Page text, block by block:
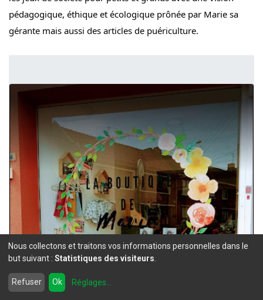
pédagogique, éthique et écologique prônée par Marie sa
gérante mais aussi des articles de puériculture.
Nous collectons et traitons vos informations personnelles dans le
but suivant : Statistiques des visiteurs
Refuser Ok Réglages...